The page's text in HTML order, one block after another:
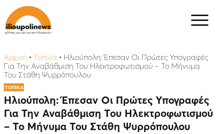
Αρχική • Τοπικά • Ηλιούπολη: Έπεσαν Οι Πρώτες Υπογραφές
Για Την Αναβάθμιση Του Ηλεκτροφωτισμού – Το Μήνυμα
Του Στάθη Ψυρρόπουλου
ΤΟΠΙΚΑ
Ηλιούπολη: Έπεσαν Οι Πρώτες Υπογραφές
Για Την Αναβάθμιση Του Ηλεκτροφωτισμού
– Το Μήνυμα Του Στάθη Ψυρρόπουλου